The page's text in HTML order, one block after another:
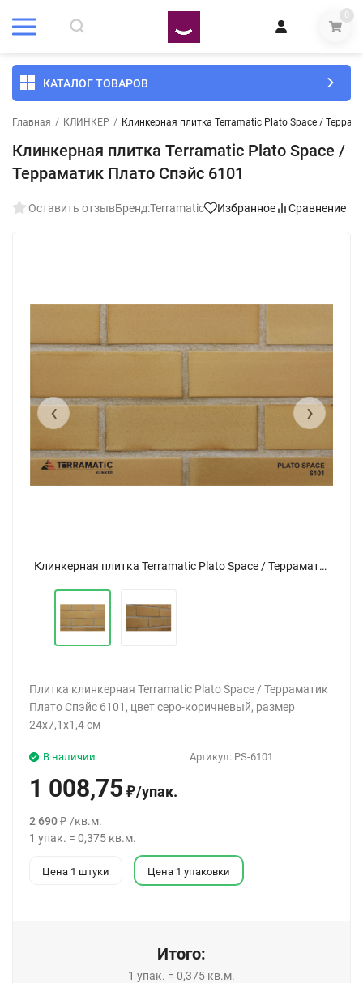
0
КАТАЛОГ ТОВАРОВ
Главная / КЛИНКЕР / Клинкерная плитка Terramatic Plato Space /
Клинкерная плитка Terramatic Plato Space /
Терраматик Плато Спэйс 6101
Оставить отзывБренд:Terramatic Избранное Сравнение
Клинкерная плитка Terramatic Plato Space / Терраматик Плато Спэйс 6101
‹ ›
Плитка клинкерная Terramatic Plato Space / Терраматик
Плато Спэйс 6101, цвет серо-коричневый, размер
24х7,1х1,4 см
Артикул: PS-6101
В наличии
1 008,75 ₽/упак.
2 690 ₽ /кв.м.
1 упак. = 0,375 кв.м.
Цена 1 штуки Цена 1 упаковки
Итого:
1 упак. = 0,375 кв.м.